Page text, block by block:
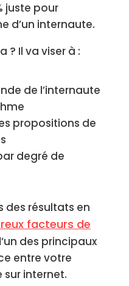
juste pour
d’un internaute.
? Il va viser à :
de l’internaute
propositions de
degré de
des résultats en
facteurs de
des principaux
entre votre
sur internet.